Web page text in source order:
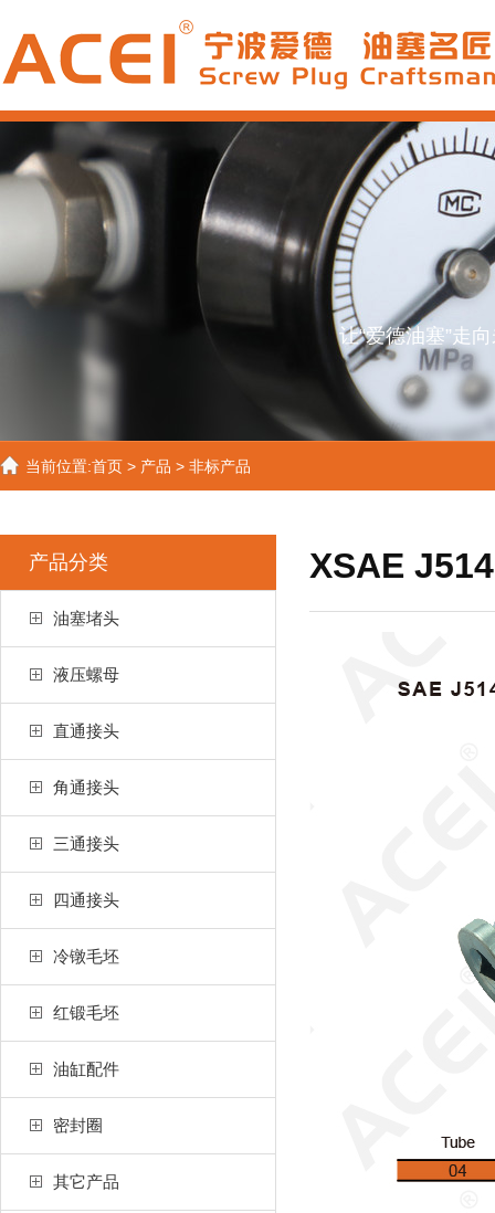
让“爱德油塞”走
当前位置:首页 > 产品 > 非标产品
产品分类
油塞堵头
液压螺母
直通接头
角通接头
三通接头
四通接头
冷镦毛坯
红锻毛坯
油缸配件
密封圈
其它产品
XSAE